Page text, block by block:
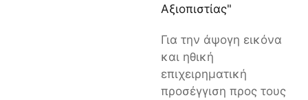
Αξιοπιστίας"
Για την άψογη εικόνα
και ηθική
επιχειρηματική
προσέγγιση προς τους